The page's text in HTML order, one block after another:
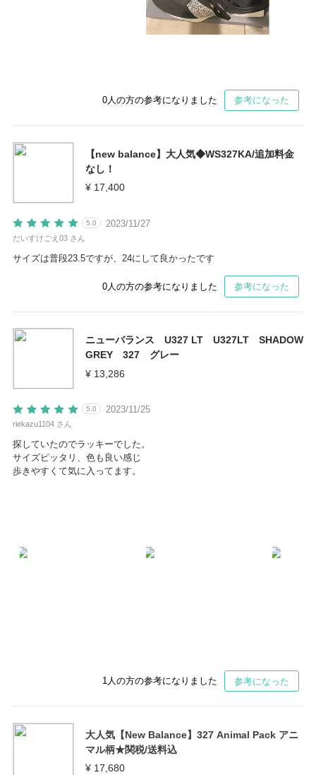
0 人の方の参考になりました 参考になった
【new balance】大人気◆WS327KA/追加料金
なし！
¥ 17,400
2023/11/27
5.0
だいすけごえ03 さん
サイズは普段23.5ですが、24にして良かったです
0 人の方の参考になりました 参考になった
ニューバランス U327 LT U327LT SHADOW
GREY 327 グレー
¥ 13,286
2023/11/25
5.0
riekazu1104 さん
探していたのでラッキーでした。
サイズピッタリ、色も良い感じ
歩きやすくて気に入ってます。
1人の方の参考になりました 参考になった
大人気【New Balance】327 Animal Pack アニ
マル柄★関税/送料込
¥ 17,680